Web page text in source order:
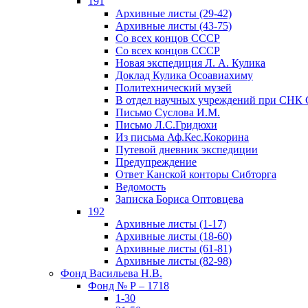
Архивные листы (29-42)
Архивные листы (43-75)
Со всех концов СССР
Со всех концов СССР
Новая экспедиция Л. А. Кулика
Доклад Кулика Осоавиахиму
Политехнический музей
В отдел научных учреждений при
Письмо Суслова И.М.
Письмо Л.С.Гридюхи
Из письма Аф.Кес.Кокорина
Путевой дневник экспедиции
Предупреждение
Ответ Канской конторы Сибторга
Ведомость
Записка Бориса Оптовцева
192
Архивные листы (1-17)
Архивные листы (18-60)
Архивные листы (61-81)
Архивные листы (82-98)
Фонд Васильева Н.В.
Фонд № Р – 1718
1-30